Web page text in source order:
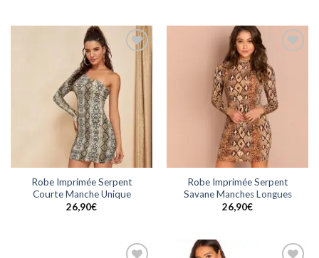
Ajouter
wishlist
Robe Imprimée Serpent
Courte Manche Unique
26,90€
wishlist
Robe Imprimée Serpent
Savane Manches Longues
26,90€